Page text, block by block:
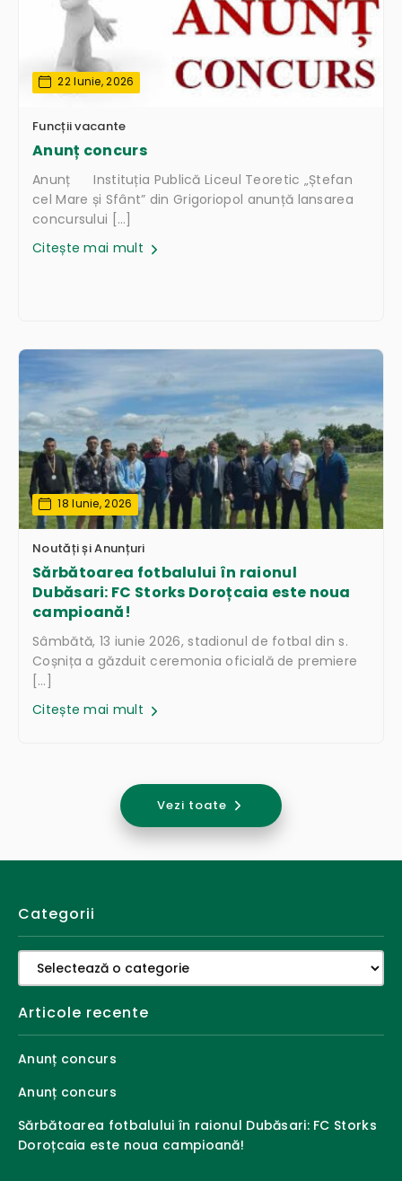
22 Iunie, 2026
Funcții vacante
Anunț concurs
Anunț Instituția Publică Liceul Teoretic „Ștefan
cel Mare și Sfânt” din Grigoriopol anunță lansarea
concursului […]
Citește mai mult
18 Iunie, 2026
Noutăți și Anunțuri
Sărbătoarea fotbalului în raionul
Dubăsari: FC Storks Doroțcaia este noua
campioană!
Sâmbătă, 13 iunie 2026, stadionul de fotbal din s.
Coșnița a găzduit ceremonia oficială de premiere
[…]
Citește mai mult
Vezi toate
Categorii
Categorii
Articole recente
Anunț concurs
Anunț concurs
Sărbătoarea fotbalului în raionul Dubăsari: FC Storks
Doroțcaia este noua campioană!